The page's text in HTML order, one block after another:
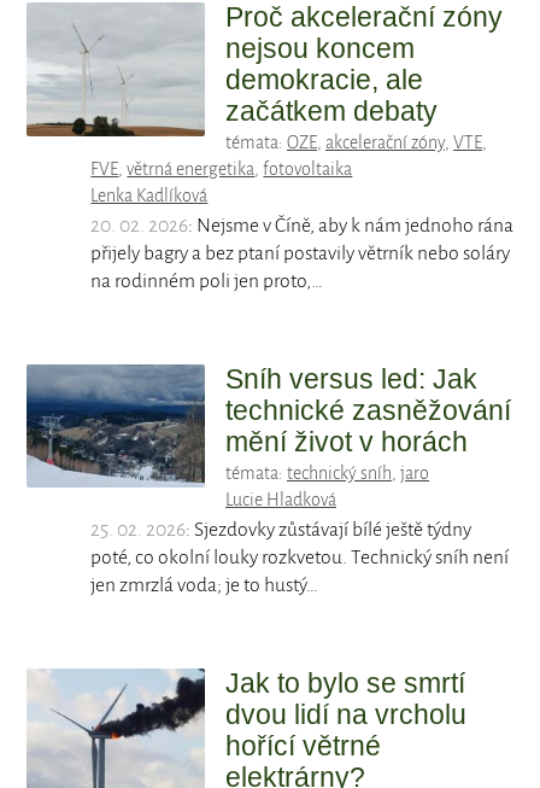
Proč akcelerační zóny
nejsou koncem
demokracie, ale
začátkem debaty
témata: OZE, akcelerační zóny, VTE,
FVE,větrná energetika,fotovoltaika
Lenka Kadlíková
20. 02. 2026: Nejsme v Číně, aby k nám jednoho rána
přijely bagry a bez ptaní postavily větrník nebo soláry
na rodinném poli jen proto,…
Sníh versus led: Jak
technické zasněžování
mění život v horách
témata: technický sníh, jaro
Lucie Hladková
25. 02. 2026: Sjezdovky zůstávají bílé ještě týdny
poté, co okolní louky rozkvetou. Technický sníh není
jen zmrzlá voda; je to hustý…
Jak to bylo se smrtí
dvou lidí na vrcholu
hořící větrné
elektrárny?